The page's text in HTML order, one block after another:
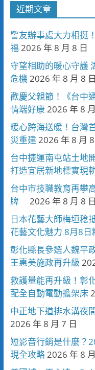
近期文章
警友辦事處大力相挺
福 2026 年 8 月 8 日
守望相助的暖心守護
危機2026 年 8 月 8 日
歡慶父親節！《台中
情端好康2026 年 8
暖心跨海送暖！台灣
災重建 2026 年 8 月
台中捷運南屯站土地
打造宜居新地標實現
台中市技職教育再攀
牌
2026 年 8 月 8 日
日本花藝大師梅垣
花藝文化魅力 8月8日
彰化縣長參選人魏平
王惠美施政再升級
救護量能再升級！
配全自動電動擔架床
中正地下道排水溝夜
2026 年 8 月 7 日
短影音行銷是什麼？
現全攻略2026 年 8